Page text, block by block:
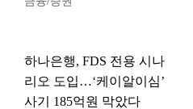
하나은행, FDS 전용 시나
리오 도입…‘케이알이심’
사기 185억원 막았다